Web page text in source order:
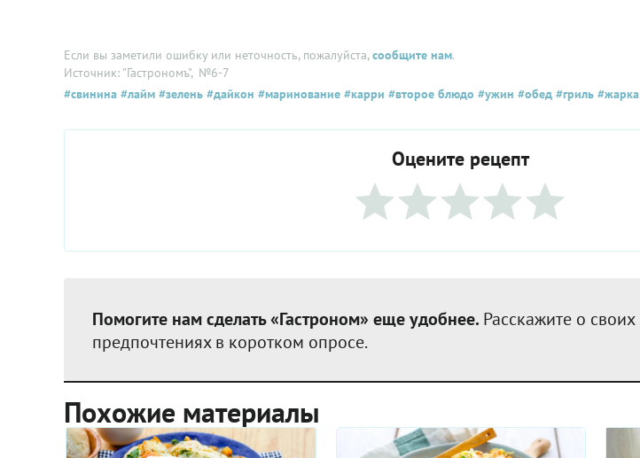
Если вы заметили ошибку или неточность, пожалуйста,сообщите нам.
Источник: "Гастрономъ", №6-7
#свинина #лайм #зелень #дайкон #маринование #карри #второе блюдо #ужин #обед #гриль #жарка
Оцените рецепт
Помогите нам сделать «Гастроном» еще удобнее. Расскажите о своих
предпочтениях в коротком опросе.
Похожие материалы